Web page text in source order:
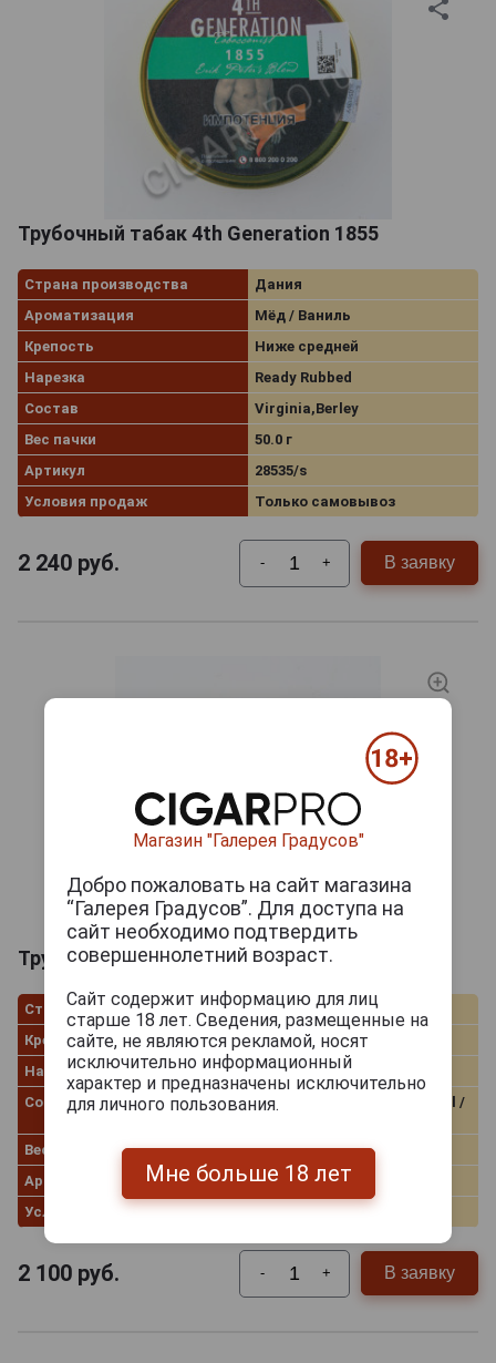
Трубочный табак 4th Generation 1855
Страна производства
Дания
Ароматизация
Мёд / Ваниль
Крепость
Ниже средней
Нарезка
Ready Rubbed
Состав
Virginia,Berley
Вес пачки
50.0 г
Артикул
28535/s
Условия продаж
Только самовывоз
2 240 руб. - + В заявку
Трубочный табак 4th Generation 1882
Страна производства
Дания
Крепость
Ниже средней
Нарезка
Coarse Cut
Состав
Kentucky / Latakia / Oriental /
Вес пачки
50.0 г
Артикул
28536/s
Условия продаж
Только самовывоз
2 100 руб. - + В заявку
Магазин "Галерея Градусов"
Добро пожаловать на сайт магазина
“Галерея Градусов”. Для доступа на
сайт необходимо подтвердить
совершеннолетний возраст.
Сайт содержит информацию для лиц
старше 18 лет. Сведения, размещенные на
сайте, не являются рекламой, носят
исключительно информационный
характер и предназначены исключительно
для личного пользования.
Мне больше 18 лет